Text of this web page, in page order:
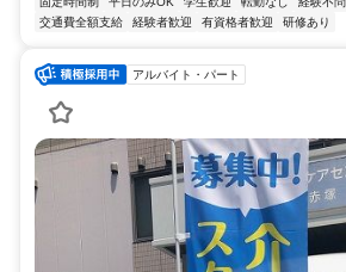
交通費全額支給
経験者歓迎 有資格者歓迎 研修あり
アルバイト・パート